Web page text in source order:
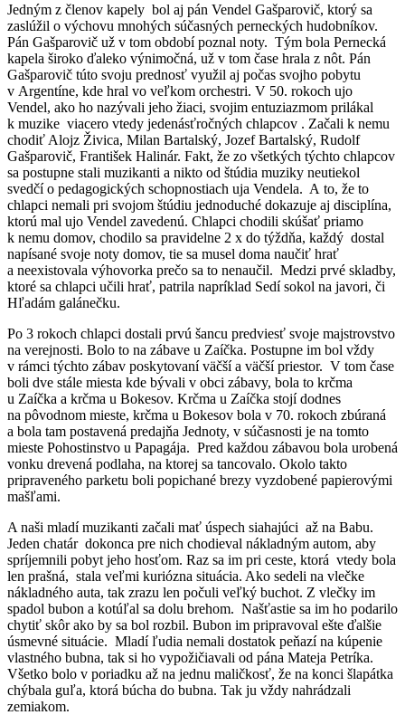
Jedným z členov kapely bol aj pán Vendel Gašparovič, ktorý sa
zaslúžil o výchovu mnohých súčasných perneckých hudobníkov.
Pán Gašparovič už v tom období poznal noty. Tým bola Pernecká
kapela široko ďaleko výnimočná, už v tom čase hrala z nôt. Pán
Gašparovič túto svoju prednosť využil aj počas svojho pobytu
v Argentíne, kde hral vo veľkom orchestri. V 50. rokoch ujo
Vendel, ako ho nazývali jeho žiaci, svojim entuziazmom prilákal
k muzike viacero vtedy jedenásťročných chlapcov . Začali k nemu
chodiť Alojz Živica, Milan Bartalský, Jozef Bartalský, Rudolf
Gašparovič, František Halinár. Fakt, že zo všetkých týchto chlapcov
sa postupne stali muzikanti a nikto od štúdia muziky neutiekol
svedčí o pedagogických schopnostiach uja Vendela. A to, že to
chlapci nemali pri svojom štúdiu jednoduché dokazuje aj disciplína,
ktorú mal ujo Vendel zavedenú. Chlapci chodili skúšať priamo
k nemu domov, chodilo sa pravidelne 2 x do týždňa, každý dostal
napísané svoje noty domov, tie sa musel doma naučiť hrať
a neexistovala výhovorka prečo sa to nenaučil. Medzi prvé skladby,
ktoré sa chlapci učili hrať, patrila napríklad Sedí sokol na javori, či
Hľadám galánečku.
Po 3 rokoch chlapci dostali prvú šancu predviesť svoje majstrovstvo
na verejnosti. Bolo to na zábave u Zaíčka. Postupne im bol vždy
v rámci týchto zábav poskytovaní väčší a väčší priestor. V tom čase
boli dve stále miesta kde bývali v obci zábavy, bola to krčma
u Zaíčka a krčma u Bokesov. Krčma u Zaíčka stojí dodnes
na pôvodnom mieste, krčma u Bokesov bola v 70. rokoch zbúraná
a bola tam postavená predajňa Jednoty, v súčasnosti je na tomto
mieste Pohostinstvo u Papagája. Pred každou zábavou bola urobená
vonku drevená podlaha, na ktorej sa tancovalo. Okolo takto
pripraveného parketu boli popichané brezy vyzdobené papierovými
mašľami.
A naši mladí muzikanti začali mať úspech siahajúci až na Babu.
Jeden chatár dokonca pre nich chodieval nákladným autom, aby
spríjemnili pobyt jeho hosťom. Raz sa im pri ceste, ktorá vtedy bola
len prašná, stala veľmi kuriózna situácia. Ako sedeli na vlečke
nákladného auta, tak zrazu len počuli veľký buchot. Z vlečky im
spadol bubon a kotúľal sa dolu brehom. Našťastie sa im ho podarilo
chytiť skôr ako by sa bol rozbil. Bubon im pripravoval ešte ďalšie
úsmevné situácie. Mladí ľudia nemali dostatok peňazí na kúpenie
vlastného bubna, tak si ho vypožičiavali od pána Mateja Petríka.
Všetko bolo v poriadku až na jednu maličkosť, že na konci šlapátka
chýbala guľa, ktorá búcha do bubna. Tak ju vždy nahrádzali
zemiakom.